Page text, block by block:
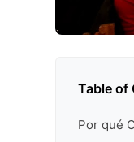
Table of
Por qué